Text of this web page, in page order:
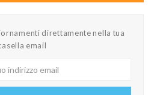
direttamente nella tua
email